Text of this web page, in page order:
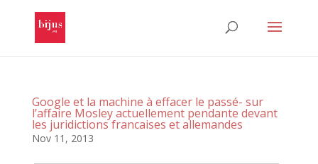
Google et la machine à effacer le passé- sur
l’affaire Mosley actuellement pendante devant
les juridictions francaises et allemandes
Nov 11, 2013